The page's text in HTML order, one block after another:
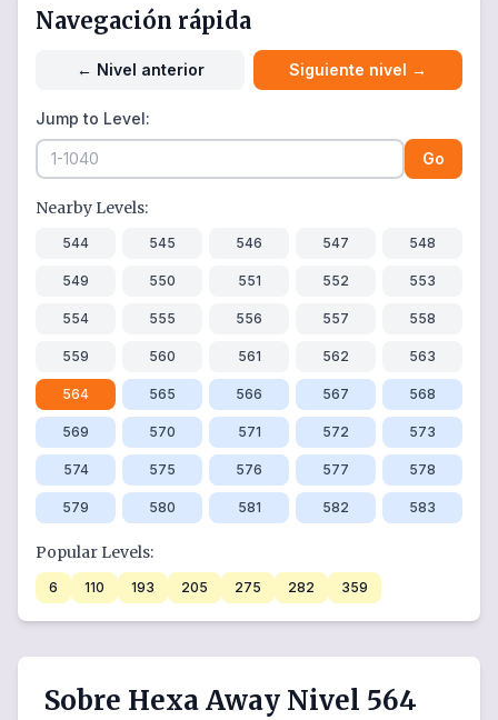
Navegación rápida
← Nivel anterior Siguiente nivel →
Jump to Level:
Go
Nearby Levels:
544 545 546 547 548
549 550 551 552 553
554 555 556 557 558
559 560 561 562 563
564 565 566 567 568
569 570 571 572 573
574 575 576 577 578
579 580 581 582 583
Popular Levels:
6 110 193 205 275 282 359
Sobre Hexa Away Nivel 564